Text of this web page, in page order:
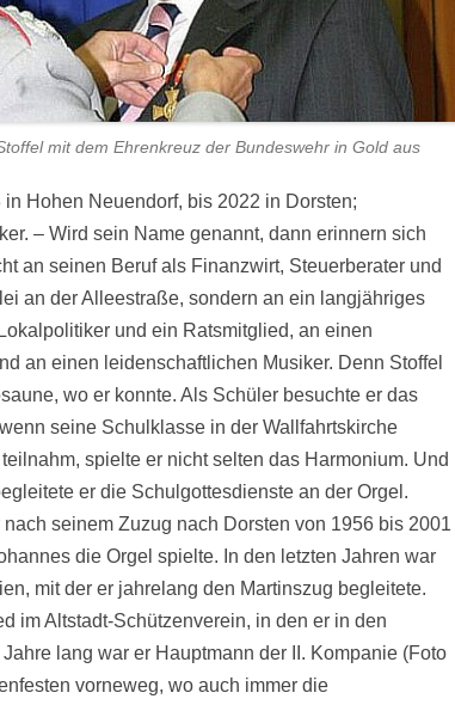
mit dem Ehrenkreuz der Bundeswehr in Gold aus
Hohen Neuendorf, bis 2022 in Dorsten;
– Wird sein Name genannt, dann erinnern sich
an seinen Beruf als Finanzwirt, Steuerberater und
an der Alleestraße, sondern an ein langjähriges
und ein Ratsmitglied, an einen
an einen leidenschaftlichen Musiker. Denn Stoffel
wo er konnte. Als Schüler besuchte er das
seine Schulklasse in der Wallfahrtskirche
spielte er nicht selten das Harmonium. Und
er die Schulgottesdienste an der Orgel.
seinem Zuzug nach Dorsten von 1956 bis 2001
die Orgel spielte. In den letzten Jahren war
mit der er jahrelang den Martinszug begleitete.
im Altstadt-Schützenverein, in den er in den
lang war er Hauptmann der II. Kompanie (Foto
vorneweg, wo auch immer die